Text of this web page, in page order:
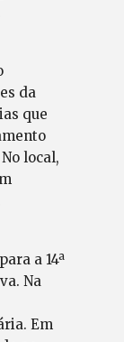
da
que
local,
a 14ª
Na
Em